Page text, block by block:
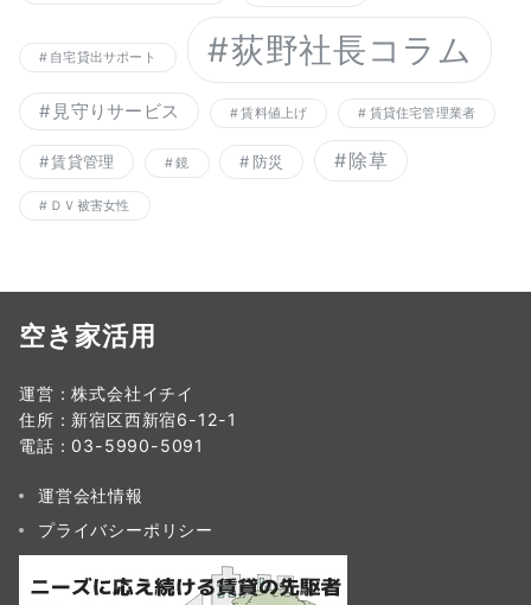
自宅貸出サポート 荻野社長コラム
見守りサービス 賃料値上げ 賃貸住宅管理業者
賃貸管理 鏡 防災 除草
ＤＶ被害女性
空き家活用
運営：株式会社イチイ
住所：新宿区西新宿6-12-1
電話：03-5990-5091
運営会社情報
プライバシーポリシー